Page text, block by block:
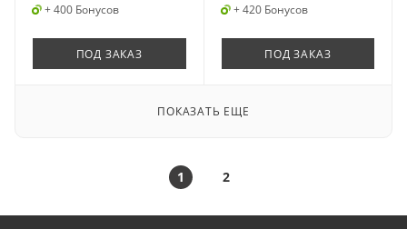
+ 400 Бонусов
ПОД ЗАКАЗ
+ 420 Бонусов
ПОД ЗАКАЗ
ПОКАЗАТЬ ЕЩЕ
1 2